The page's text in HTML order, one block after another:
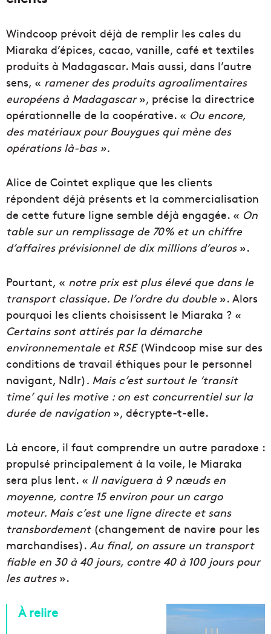
Windcoop prévoit déjà de remplir les cales du
Miaraka d’épices, cacao, vanille, café et textiles
produits à Madagascar. Mais aussi, dans l’autre
sens, « ramener des produits agroalimentaires
européens à Madagascar», précise la directrice
opérationnelle de la coopérative. « Ou encore,
des matériaux pour Bouygues qui mène des
opérations là-bas ».
Alice de Cointet explique que les clients
répondent déjà présents et la commercialisation
de cette future ligne semble déjà engagée. « On
table sur un remplissage de 70% et un chiffre
d’affaires prévisionnel de dix millions d’euros».
Pourtant, « notre prix est plus élevé que dans le
transport classique. De l’ordre du double». Alors
pourquoi les clients choisissent le Miaraka ? «
Certains sont attirés par la démarche
environnementale et RSE(Windcoop mise sur des
conditions de travail éthiques pour le personnel
navigant, Ndlr). Mais c’est surtout le ‘transit
time’ qui les motive : on est concurrentiel sur la
durée de navigation », décrypte-t-elle.
Là encore, il faut comprendre un autre paradoxe :
propulsé principalement à la voile, le Miaraka
sera plus lent. « Il naviguera à 9 nœuds en
moyenne, contre 15 environ pour un cargo
moteur. Mais c’est une ligne directe et sans
transbordement (changement de navire pour les
marchandises). Au final, on assure un transport
fiable en 30 à 40 jours, contre 40 à 100 jours pour
les autres ».
À relire